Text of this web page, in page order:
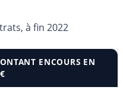
à fin 2022
ENCOURS EN